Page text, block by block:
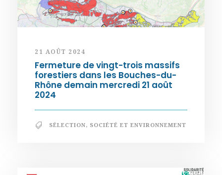
21 AOÛT 2024
Fermeture de vingt-trois massifs
forestiers dans les Bouches-du-
Rhône demain mercredi 21 août
2024
SÉLECTION, SOCIÉTÉ ET ENVIRONNEMENT